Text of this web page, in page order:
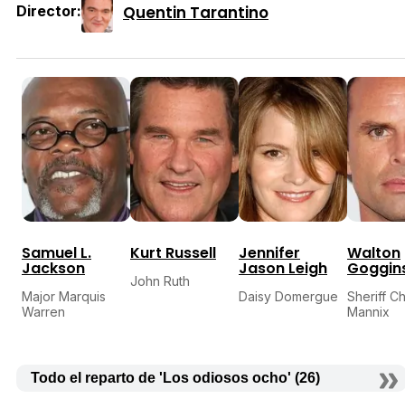
Director: Quentin Tarantino
Samuel L.
Jackson
Major Marquis
Warren
Kurt Russell
John Ruth
Jennifer
Jason Leigh
Daisy Domergue
Walton
Sheriff
Mannix
Todo el reparto de 'Los odiosos ocho' (26)